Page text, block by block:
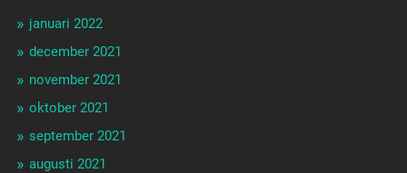
januari 2022
december 2021
november 2021
oktober 2021
september 2021
augusti 2021